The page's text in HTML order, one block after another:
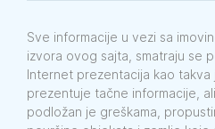
Sve informacije u vezi sa
izvora ovog sajta, smatraju se
Internet prezentacija kao takva
prezentuje tačne informacije,
podložan je greškama,